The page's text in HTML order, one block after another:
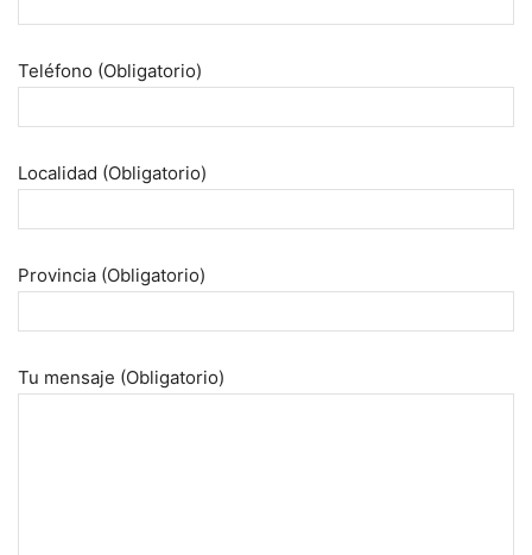
Teléfono (Obligatorio)
Localidad (Obligatorio)
Provincia (Obligatorio)
Tu mensaje (Obligatorio)